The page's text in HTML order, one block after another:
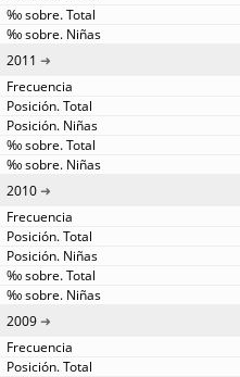
2011
2010
2009